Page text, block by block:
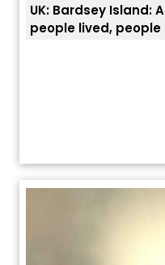
ਭਾਰਤੀਆਂ ਨੂੰ ਬੇੜੀਆਂ ਲਾ ਕੇ ਹੀ
ਯੂਐੱਸ ਬਾਰਡਰ ਪੈਟਰੋਲ ਚੀਫ਼ ਨੇ